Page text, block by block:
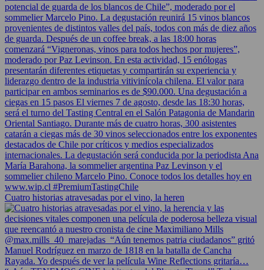
Cuatro historias atravesadas por el vino, la heren